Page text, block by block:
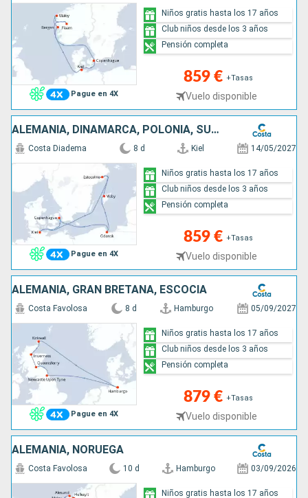
Pague en 4X
859 € +Tasas
Vuelo disponible
Niños gratis hasta los 17 años
Club niños desde los 3 años
Pensión completa
ALEMANIA, DINAMARCA, POLONIA, SUECIA
Pague en 4X
Costa Diadema 8 d Kiel 14/05/2027
859 € +Tasas
Vuelo disponible
Niños gratis hasta los 17 años
Club niños desde los 3 años
Pensión completa
ALEMANIA, GRAN BRETAÑA, ESCOCIA
Pague en 4X
Costa Favolosa 8 d Hamburgo 05/09/2027
879 € +Tasas
Vuelo disponible
Niños gratis hasta los 17 años
Club niños desde los 3 años
Pensión completa
ALEMANIA, NORUEGA
Costa Favolosa 10 d Hamburgo 03/09/2026
Niños gratis hasta los 17 años